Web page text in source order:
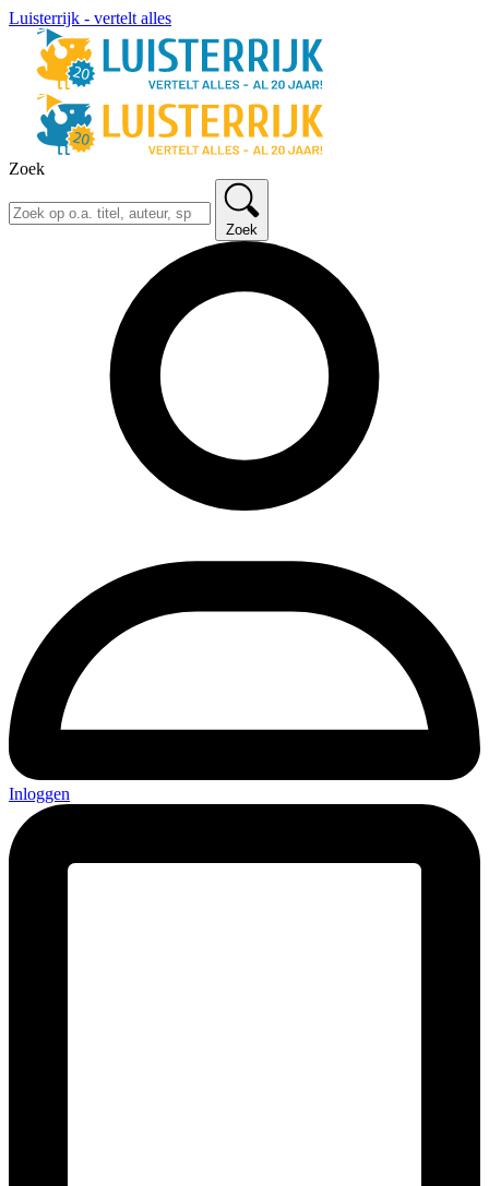
Luisterrijk - vertelt alles
Zoek
Zoek
Inloggen